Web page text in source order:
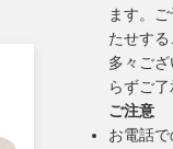
ます。
たせす
多々ご
らずご了
ご注意
お電話